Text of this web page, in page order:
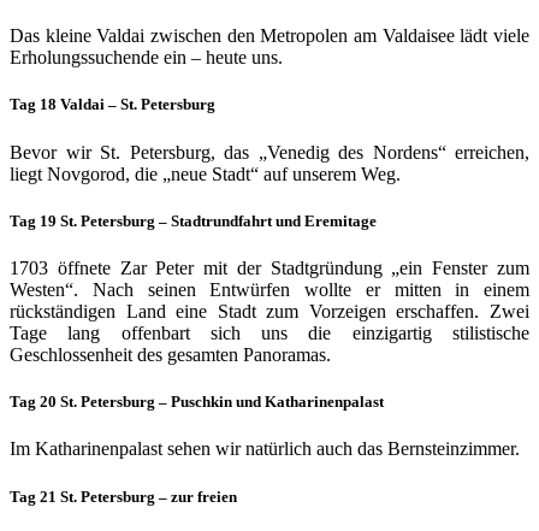
Das kleine Valdai zwischen den Metropolen am Valdaisee lädt viele
Erholungssuchende ein – heute uns.
Tag 18 Valdai – St. Petersburg
Bevor wir St. Petersburg, das „Venedig des Nordens“ erreichen,
liegt Novgorod, die „neue Stadt“ auf unserem Weg.
Tag 19 St. Petersburg – Stadtrundfahrt und Eremitage
1703 öffnete Zar Peter mit der Stadtgründung „ein Fenster zum
Westen“. Nach seinen Entwürfen wollte er mitten in einem
rückständigen Land eine Stadt zum Vorzeigen erschaffen. Zwei
Tage lang offenbart sich uns die einzigartig stilistische
Geschlossenheit des gesamten Panoramas.
Tag 20 St. Petersburg – Puschkin und Katharinenpalast
Im Katharinenpalast sehen wir natürlich auch das Bern­steinzimmer.
Tag 21 St. Petersburg – zur freien